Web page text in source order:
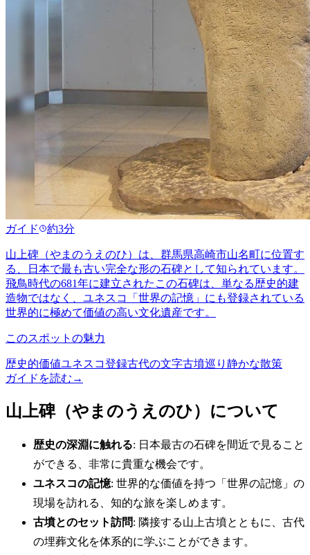
ガイド 約3分
山上碑（やまのうえのひ）は、群馬県高崎市山名町に位置す
る、日本で最も古い完全な形の石碑として知られています。
飛鳥時代の681年に建立されたこの石碑は、単なる歴史的建
造物ではなく、ユネスコ「世界の記憶」にも登録されている
世界的に極めて価値の高い文化遺産です。
このスポットの魅力
歴史的価値ユネスコ登録古代の文字古墳巡り 静かな散策
ガイドを読む →
山上碑（やまのうえのひ）について
歴史の深淵に触れる: 日本最古の石碑を間近で見ること
ができる、非常に貴重な機会です。
ユネスコの記憶: 世界的な価値を持つ「世界の記憶」の
現場を訪れる、知的な旅を楽しめます。
古墳とのセット訪問: 隣接する山上古墳とともに、古代
の埋葬文化を体系的に学ぶことができます。